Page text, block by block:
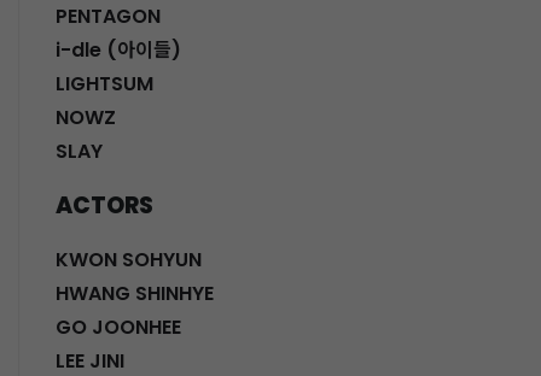
PENTAGON
i-dle (아이들)
LIGHTSUM
NOWZ
SLAY
ACTORS
KWON SOHYUN
HWANG SHINHYE
GO JOONHEE
LEE JINI